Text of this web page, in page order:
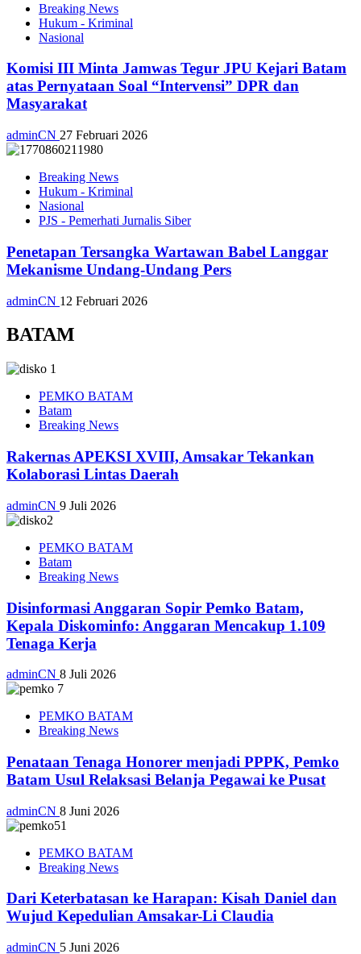
Breaking News
Hukum - Kriminal
Nasional
Komisi III Minta Jamwas Tegur JPU Kejari Batam
atas Pernyataan Soal “Intervensi” DPR dan
Masyarakat
adminCN 27 Februari 2026
Breaking News
Hukum - Kriminal
Nasional
PJS - Pemerhati Jurnalis Siber
Penetapan Tersangka Wartawan Babel Langgar
Mekanisme Undang-Undang Pers
adminCN 12 Februari 2026
BATAM
PEMKO BATAM
Batam
Breaking News
Rakernas APEKSI XVIII, Amsakar Tekankan
Kolaborasi Lintas Daerah
adminCN 9 Juli 2026
PEMKO BATAM
Batam
Breaking News
Disinformasi Anggaran Sopir Pemko Batam,
Kepala Diskominfo: Anggaran Mencakup 1.109
Tenaga Kerja
adminCN 8 Juli 2026
PEMKO BATAM
Breaking News
Penataan Tenaga Honorer menjadi PPPK, Pemko
Batam Usul Relaksasi Belanja Pegawai ke Pusat
adminCN 8 Juni 2026
PEMKO BATAM
Breaking News
Dari Keterbatasan ke Harapan: Kisah Daniel dan
Wujud Kepedulian Amsakar-Li Claudia
adminCN 5 Juni 2026